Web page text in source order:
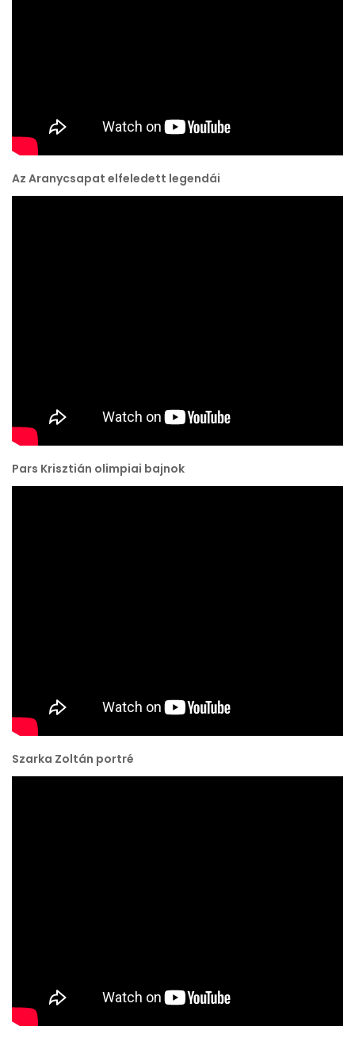
Az Aranycsapat elfeledett legendái
Pars Krisztián olimpiai bajnok
Szarka Zoltán portré